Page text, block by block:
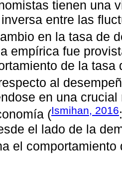
tienen una
entre las
en la tasa de
empírica fue
de la
al
en una
(Ismihan, 2016
el lado de la
el comportamiento